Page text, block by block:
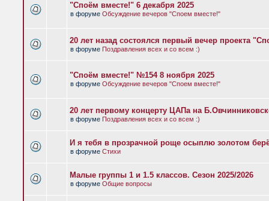
"Споём вместе!" 6 декабря 2025
в форуме Обсуждение вечеров "Споем вместе!"
20 лет назад состоялся первый вечер проекта
в форуме Поздравления всех и со всем :)
"Споём вместе!" №154 8 ноября 2025
в форуме Обсуждение вечеров "Споем вместе!"
20 лет первому концерту ЦАПа на
в форуме Поздравления всех и со всем :)
И я тебя в прозрачной роще осыплю золотом
в форуме Стихи
Малые группы 1 и 1.5 классов. Сезон 2025/2026
в форуме Общие вопросы